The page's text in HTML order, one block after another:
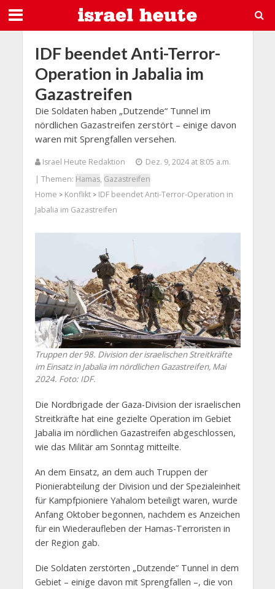
IDF beendet Anti-Terror-
Operation in Jabalia im
Gazastreifen
Die Soldaten haben „Dutzende“ Tunnel im
nördlichen Gazastreifen zerstört – einige davon
waren mit Sprengfallen versehen.
Israel Heute Redaktion
Dez. 9, 2024 at 8:05 a.m.
| Themen: Hamas, Gazastreifen
Home > Konflikt> IDF beendet Anti-Terror-Operation in
Jabalia im Gazastreifen
Truppen der 98. Division der israelischen Streitkräfte
im Einsatz in Jabalia im nördlichen Gazastreifen, Mai
2024. Foto: IDF.
Die Nordbrigade der Gaza-Division der israelischen
Streitkräfte hat eine gezielte Operation im Gebiet
Jabalia im nördlichen Gazastreifen abgeschlossen,
wie das Militär am Sonntag mitteilte.
An dem Einsatz, an dem auch Truppen der
Pionierabteilung der Division und der Spezialeinheit
für Kampfpioniere Yahalom beteiligt waren, wurde
Anfang Oktober begonnen, nachdem es Anzeichen
für ein Wiederaufleben der Hamas-Terroristen in
der Region gab.
Die Soldaten zerstörten „Dutzende“ Tunnel in dem
Gebiet – einige davon mit Sprengfallen –, die von